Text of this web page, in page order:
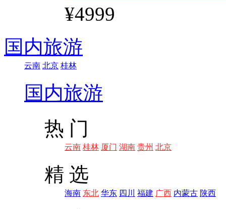
¥4999
国内旅游
云南 北京 桂林
国内旅游
热 门
云南 桂林 厦门 湖南 贵州 北京
精 选
海南 东北 华东 四川 福建 广西 内蒙古 陕西